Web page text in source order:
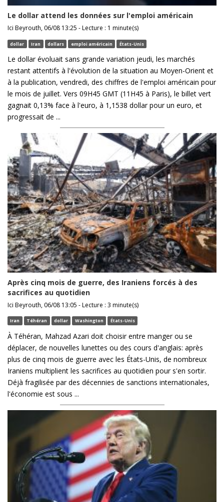
Le dollar attend les données sur l'emploi américain
Ici Beyrouth, 06/08 13:25 - Lecture : 1 minute(s)
dollar Iran dollars emploi américain États-Unis
Le dollar évoluait sans grande variation jeudi, les marchés
restant attentifs à l'évolution de la situation au Moyen-Orient et
à la publication, vendredi, des chiffres de l'emploi américain pour
le mois de juillet. Vers 09H45 GMT (11H45 à Paris), le billet vert
gagnait 0,13% face à l'euro, à 1,1538 dollar pour un euro, et
progressait de ...
Après cinq mois de guerre, des Iraniens forcés à des
sacrifices au quotidien
Ici Beyrouth, 06/08 13:05 - Lecture : 3 minute(s)
Iran Téhéran dollar Washington États-Unis
À Téhéran, Mahzad Azari doit choisir entre manger ou se
déplacer, de nouvelles lunettes ou des cours d'anglais: après
plus de cinq mois de guerre avec les États-Unis, de nombreux
Iraniens multiplient les sacrifices au quotidien pour s'en sortir.
Déjà fragilisée par des décennies de sanctions internationales,
l'économie est sous ...